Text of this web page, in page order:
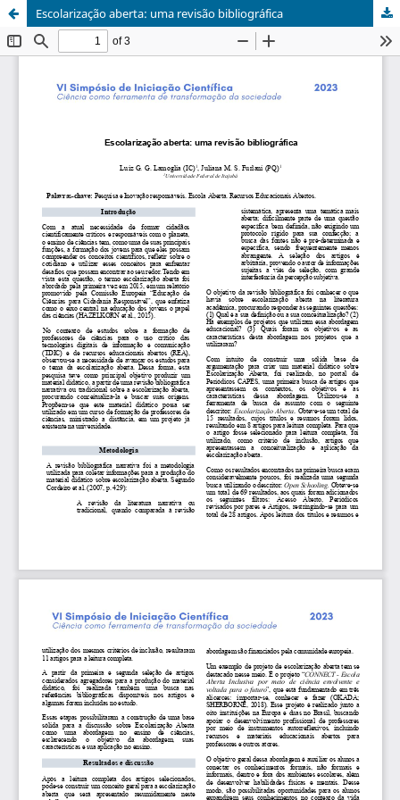
Escolarização aberta: uma revisão bibliográfica